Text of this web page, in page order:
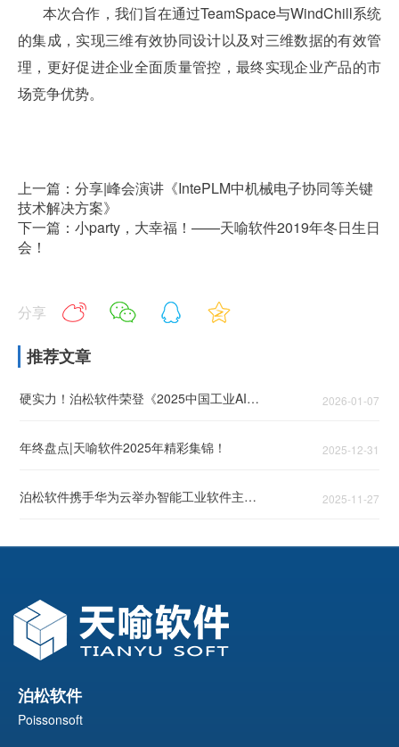
本次合作，我们旨在通过TeamSpace与WindChill系统
的集成，实现三维有效协同设计以及对三维数据的有效管
理，更好促进企业全面质量管控，最终实现企业产品的市
场竞争优势。
上一篇：分享|峰会演讲《IntePLM中机械电子协同等关键
技术解决方案》
下一篇：小party，大幸福！——天喻软件2019年冬日生日
会！
分享
推荐文章
硬实力！泊松软件荣登《2025中国工业AI领军企业TOP50》！ 2026-01-07
年终盘点|天喻软件2025年精彩集锦！ 2025-12-31
泊松软件携手华为云举办智能工业软件主题论坛，头部企业共话智能工业破局之道 2025-11-27
泊松软件
Poissonsoft